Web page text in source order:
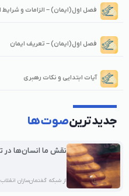
فصل اول(ایمان) – الزامات و شرایط
فصل اول(ایمان) – تعریف ایمان
آیات ابتدایی و نکات رهبری
جدیدترینصوت‌ها
نقش ما انسان‌ها در
از شبکه گفتمان‌سازان